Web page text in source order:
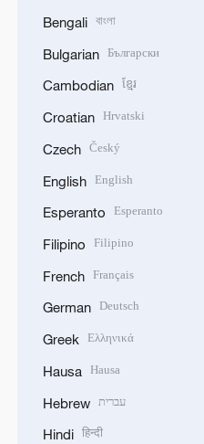
Bengali বাংলা
Bulgarian Български
Cambodian ខ្មែរ
Croatian Hrvatski
Czech Český
English English
Esperanto Esperanto
Filipino Filipino
French Français
German Deutsch
Greek Ελληνικά
Hausa Hausa
Hebrew עברית
Hindi हिन्दी